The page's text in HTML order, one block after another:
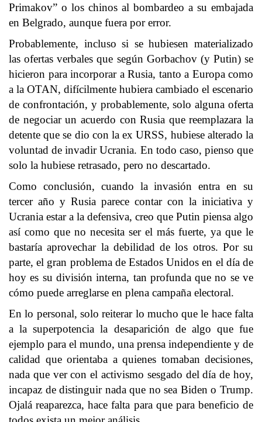
Primakov” o los chinos al bombardeo a su embajada
en Belgrado, aunque fuera por error.
Probablemente, incluso si se hubiesen materializado
las ofertas verbales que según Gorbachov (y Putin) se
hicieron para incorporar a Rusia, tanto a Europa como
a la OTAN, difícilmente hubiera cambiado el escenario
de confrontación, y probablemente, solo alguna oferta
de negociar un acuerdo con Rusia que reemplazara la
detente que se dio con la ex URSS, hubiese alterado la
voluntad de invadir Ucrania. En todo caso, pienso que
solo la hubiese retrasado, pero no descartado.
Como conclusión, cuando la invasión entra en su
tercer año y Rusia parece contar con la iniciativa y
Ucrania estar a la defensiva, creo que Putin piensa algo
así como que no necesita ser el más fuerte, ya que le
bastaría aprovechar la debilidad de los otros. Por su
parte, el gran problema de Estados Unidos en el día de
hoy es su división interna, tan profunda que no se ve
cómo puede arreglarse en plena campaña electoral.
En lo personal, solo reiterar lo mucho que le hace falta
a la superpotencia la desaparición de algo que fue
ejemplo para el mundo, una prensa independiente y de
calidad que orientaba a quienes tomaban decisiones,
nada que ver con el activismo sesgado del día de hoy,
incapaz de distinguir nada que no sea Biden o Trump.
Ojalá reaparezca, hace falta para que para beneficio de